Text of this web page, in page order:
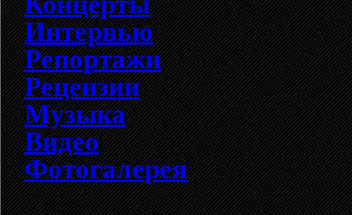
Интервью
Репортажи
Рецензии
Музыка
Видео
Фотогалерея